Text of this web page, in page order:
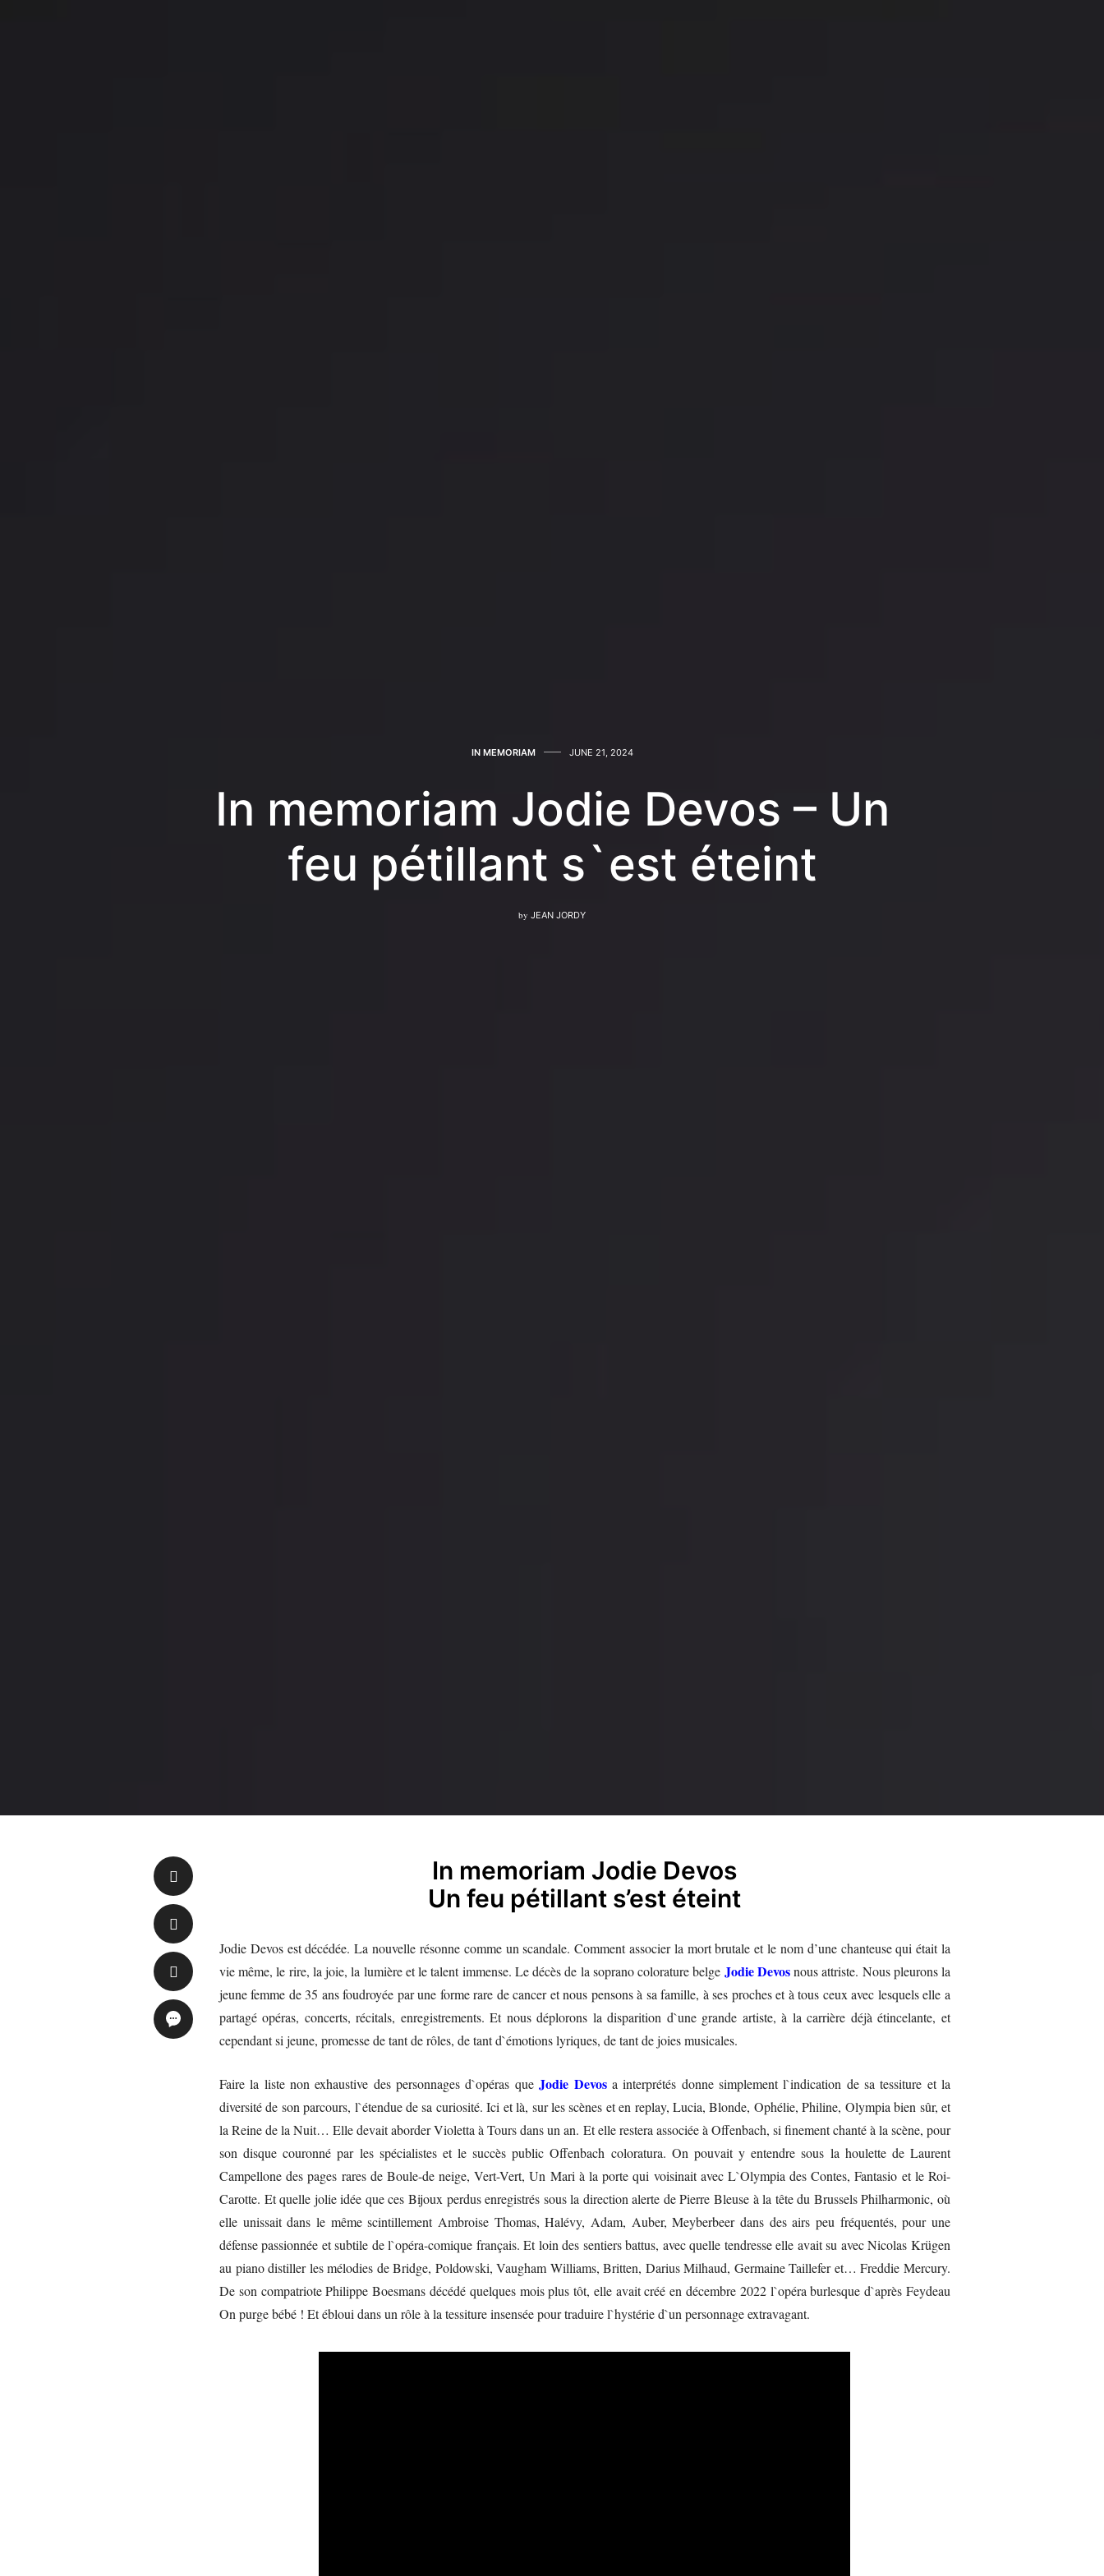
IN MEMORIAM JUNE 21, 2024
In memoriam Jodie Devos – Un
feu pétillant s`est éteint
by JEAN JORDY
In memoriam Jodie Devos
Un feu pétillant s’est éteint
Jodie Devos est décédée. La nouvelle résonne comme un scandale. Comment associer la mort brutale et le nom d’une chanteuse qui était la
vie même, le rire, la joie, la lumière et le talent immense. Le décès de la soprano colorature belge Jodie Devosnous attriste. Nous pleurons la
jeune femme de 35 ans foudroyée par une forme rare de cancer et nous pensons à sa famille, à ses proches et à tous ceux avec lesquels elle a
partagé opéras, concerts, récitals, enregistrements. Et nous déplorons la disparition d`une grande artiste, à la carrière déjà étincelante, et
cependant si jeune, promesse de tant de rôles, de tant d`émotions lyriques, de tant de joies musicales.
Faire la liste non exhaustive des personnages d`opéras queJodie Devosa interprétés donne simplement l`indication de sa tessiture et la
diversité de son parcours, l`étendue de sa curiosité. Ici et là, sur les scènes et en replay, Lucia, Blonde, Ophélie, Philine, Olympia bien sûr, et
la Reine de la Nuit… Elle devait aborder Violetta à Tours dans un an. Et elle restera associée à Offenbach, si finement chanté à la scène, pour
son disque couronné par les spécialistes et le succès public Offenbach coloratura. On pouvait y entendre sous la houlette de Laurent
Campellone des pages rares de Boule-de neige, Vert-Vert, Un Mari à la porte qui voisinait avec L`Olympia des Contes, Fantasio et le Roi-
Carotte. Et quelle jolie idée que ces Bijoux perdus enregistrés sous la direction alerte de Pierre Bleuse à la tête du Brussels Philharmonic, où
elle unissait dans le même scintillement Ambroise Thomas, Halévy, Adam, Auber, Meyberbeer dans des airs peu fréquentés, pour une
défense passionnée et subtile de l`opéra-comique français. Et loin des sentiers battus, avec quelle tendresse elle avait su avec Nicolas Krügen
au piano distiller les mélodies de Bridge, Poldowski, Vaugham Williams, Britten, Darius Milhaud, Germaine Taillefer et… Freddie Mercury.
De son compatriote Philippe Boesmans décédé quelques mois plus tôt, elle avait créé en décembre 2022 l`opéra burlesque d`après Feydeau
On purge bébé ! Et ébloui dans un rôle à la tessiture insensée pour traduire l`hystérie d`un personnage extravagant.